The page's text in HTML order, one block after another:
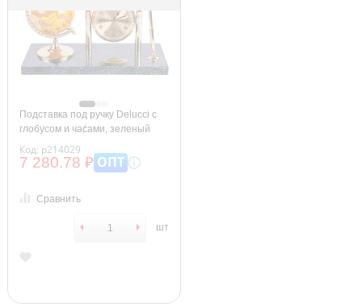
Подставка под ручку Delucci с
глобусом и часами, зеленый
мрамор
Код: р214029
7 280.78 ₽ ОПТ
Сравнить
шт